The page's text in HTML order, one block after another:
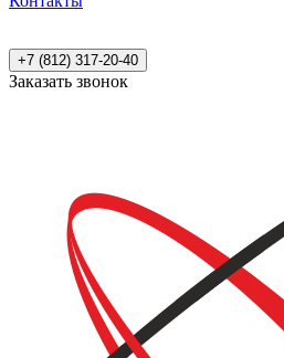
+7 (812) 317-20-40
Заказать звонок